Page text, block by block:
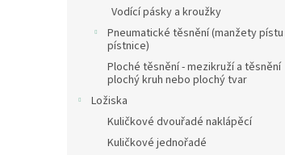
Vodící pásky a kroužky
Pneumatické těsnění (manžety pístu
pístnice)
Ploché těsnění - mezikruží a těsnění
plochý kruh nebo plochý tvar
Ložiska
Kuličkové dvouřadé naklápěcí
Kuličkové jednořadé